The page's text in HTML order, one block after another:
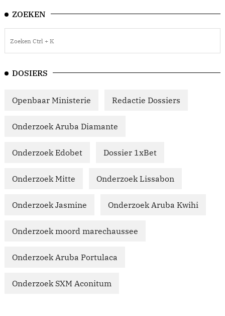
ZOEKEN
DOSIERS
Openbaar Ministerie Redactie Dossiers
Onderzoek Aruba Diamante
Onderzoek Edobet Dossier 1xBet
Onderzoek Mitte Onderzoek Lissabon
Onderzoek Jasmine Onderzoek Aruba Kwihi
Onderzoek moord marechaussee
Onderzoek Aruba Portulaca
Onderzoek SXM Aconitum